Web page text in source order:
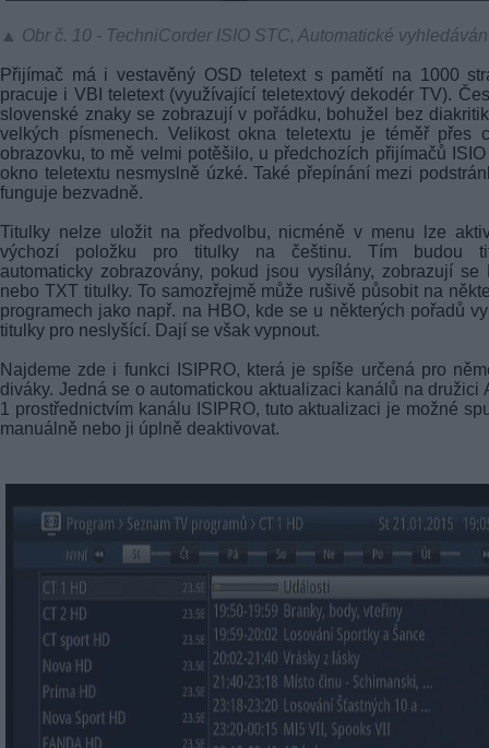
▲ Obr č. 10 - TechniCorder ISIO STC, Automatické
Přijímač má i vestavěný OSD teletext s pamětí na 1000
pracuje i VBI teletext (využívající teletextový dekodér TV).
slovenské znaky se zobrazují v pořádku, bohužel bez
velkých písmenech. Velikost okna teletextu je téměř přes
obrazovku, to mě velmi potěšilo, u předchozích přijímačů
okno teletextu nesmyslně úzké. Také přepínání mezi
funguje bezvadně.
Titulky nelze uložit na předvolbu, nicméně v menu lze
výchozí položku pro titulky na češtinu. Tím budou
automaticky zobrazovány, pokud jsou vysílány, zobrazují se
nebo TXT titulky. To samozřejmě může rušivě působit na
programech jako např. na HBO, kde se u některých pořadů
titulky pro neslyšící. Dají se však vypnout.
Najdeme zde i funkci ISIPRO, která je spíše určená pro
diváky. Jedná se o automatickou aktualizaci kanálů na družici
1 prostřednictvím kanálu ISIPRO, tuto aktualizaci je možné
manuálně nebo ji úplně deaktivovat.